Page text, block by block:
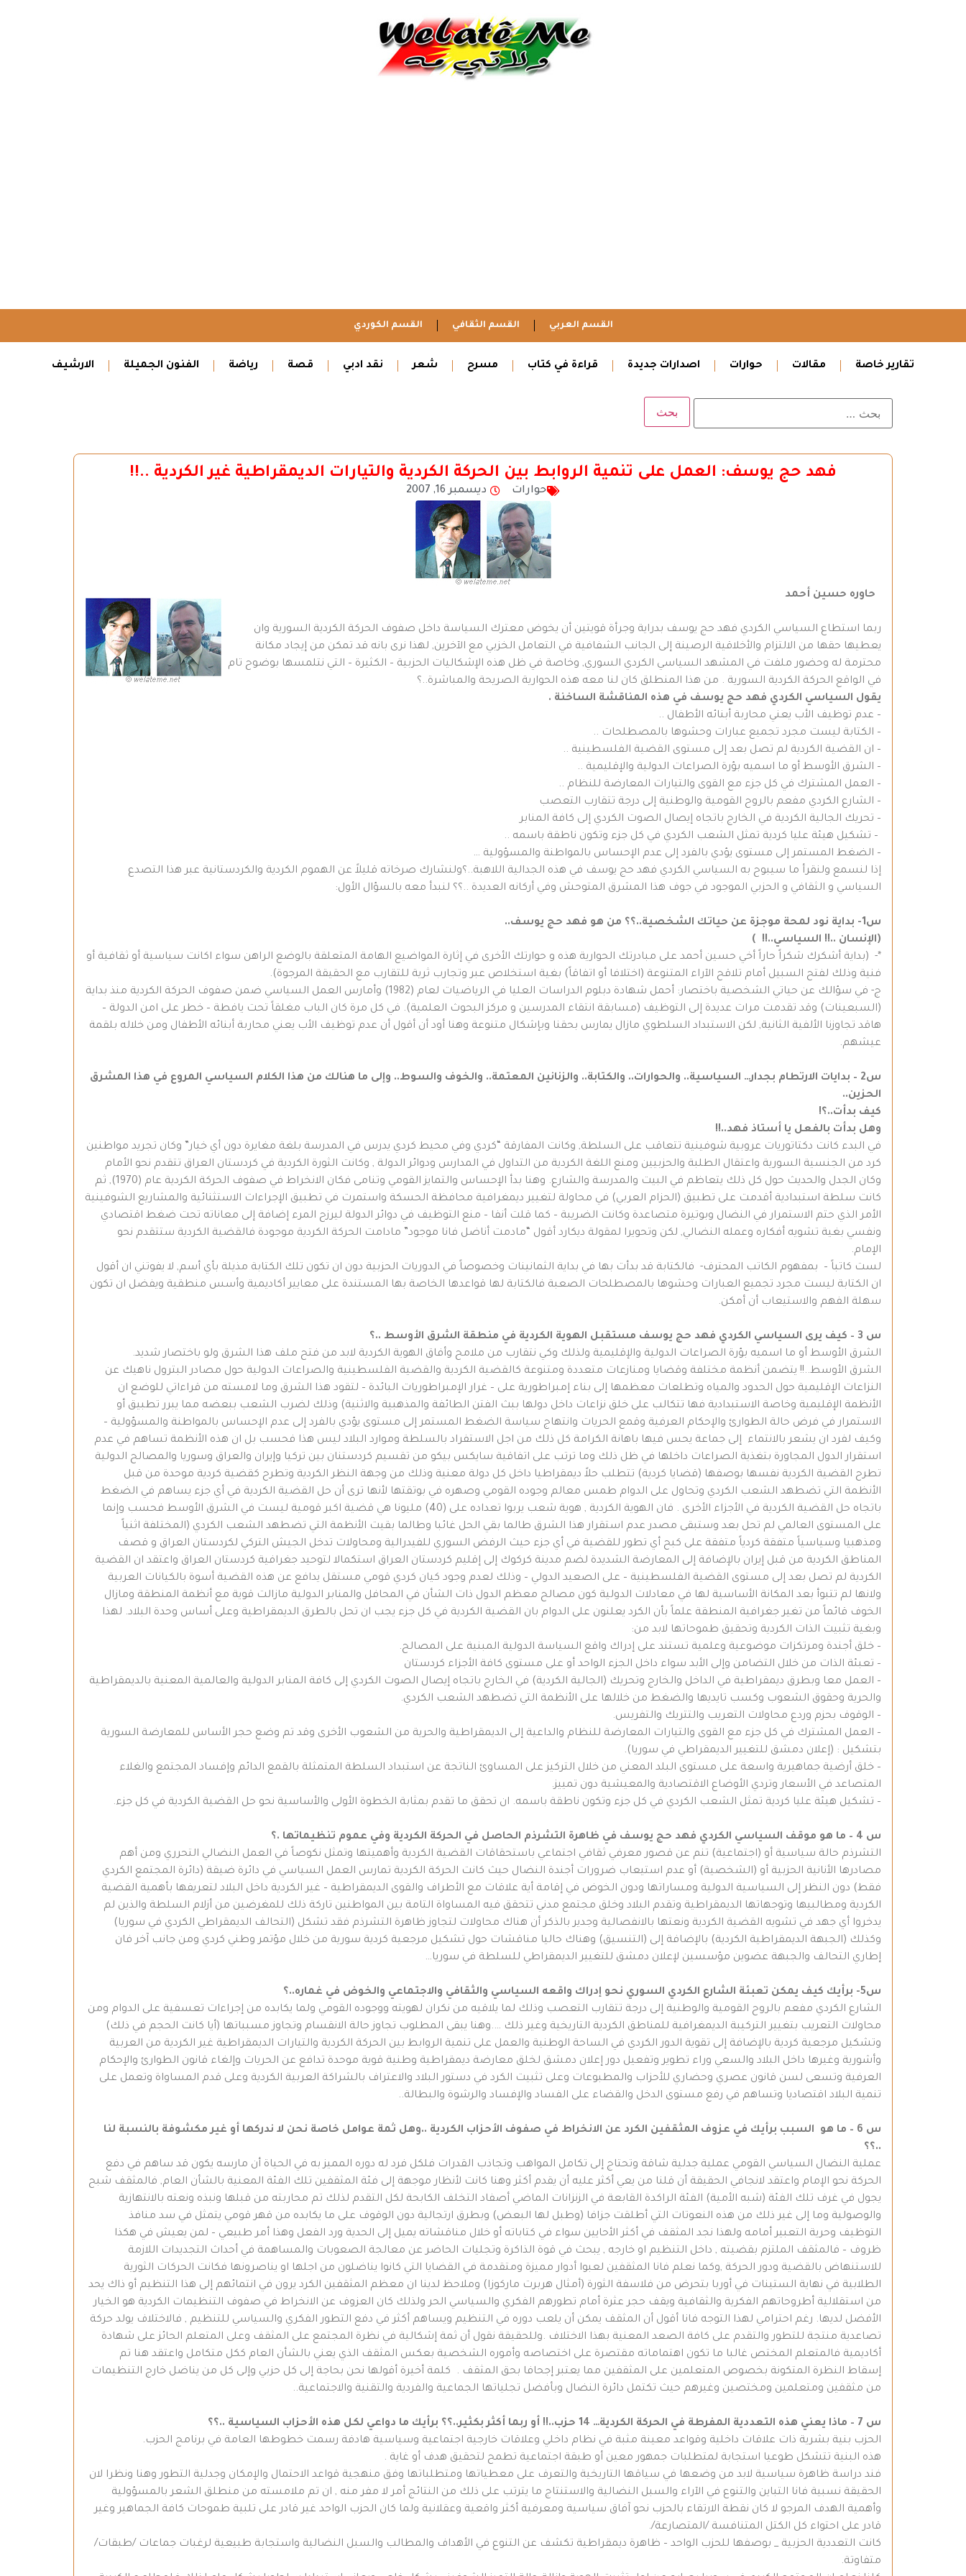
القسم العربي القسم الثقافي القسم الكوردي
تقارير خاصة مقالات حوارات اصدارات جديدة قراءة في كتاب مسرح شعر نقد ادبي قصة رياضة الفنون الجميلة الارشيف
فهد حج يوسف: العمل على تنمية الروابط بين الحركة الكردية والتيارات الديمقراطية غير الكردية ..!!
حوارات ديسمبر 16, 2007
حاوره حسين أحمد
ربما استطاع السياسي الكردي فهد حج يوسف بدراية وجرأة قويتين أن يخوض معترك السياسة داخل صفوف الحركة الكردية السورية وان
يعطيها حقها من الالتزام والأخلاقية الرصينة إلى الجانب الشفافية في التعامل الخزبي مع الآخرين, لهذا نرى بانه قد تمكن من إيجاد مكانة
محترمة له وحضور ملفت في المشهد السياسي الكردي السوري, وخاصة في ظل هذه الإشكاليات الحزبية – الكثيرة – التي نتلمسها بوضوح تام
في الواقع الحركة الكردية السورية . من هذا المنطلق كان لنا معه هذه الحوارية الصريحة والمباشرة..؟
يقول السياسي الكردي فهد حج يوسف في هذه المناقشة الساخنة .
– عدم توظيف الأب يعني محاربة أبنائه الأطفال ..
– الكتابة ليست مجرد تجميع عبارات وحشوها بالمصطلحات ..
– ان القضية الكردية لم تصل بعد إلى مستوى القضية الفلسطينية ..
– الشرق الأوسط أو ما اسميه بؤرة الصراعات الدولية والإقليمية ..
– العمل المشترك في كل جزء مع القوى والتيارات المعارضة للنظام ..
– الشارع الكردي مفعم بالروح القومية والوطنية إلى درجة تتقارب التعصب
– تحريك الجالية الكردية في الخارج باتجاه إيصال الصوت الكردي إلى كافة المنابر
– تشكيل هيئة عليا كردية تمثل الشعب الكردي في كل جزء وتكون ناطقة باسمه ..
– الضغط المستمر إلى مستوى يؤدي بالفرد إلى عدم الإحساس بالمواطنة والمسؤولية …
إذا لنسمع ولنقرأ ما سيبوح به السياسي الكردي فهد حج يوسف في هذه الجدالية اللاهبة..؟ولنشارك صرخاته قليلاً عن الهموم الكردية والكردستانية عبر هذا التصدع
السياسي و الثقافي و الحزبي الموجود في جوف هذا المشرق المتوحش وفي أركانه العديدة ..؟؟ لنبدأ معه بالسؤال الأول:
س1- بداية نود لمحة موجزة عن حياتك الشخصية..؟؟ من هو فهد حج يوسف..
(الإنسان ..!! السياسي..!! )
*- (بداية أشكرك شكراً حاراً أخي حسين أحمد على مبادرتك الحوارية هذه و حوارتك الأخرى في إثارة المواضيع الهامة المتعلقة بالوضع الراهن سواء اكانت سياسية أو ثقافية أو
فنية وذلك لفتح السبيل أمام تلاقح الآراء المتنوعة (اختلافا أو اتفاقاً) بغية استخلاص عبر وتجارب ثرية للتقارب مع الحقيقة المرجوة).
ج- في سؤالك عن حياتي الشخصية باختصار: أحمل شهادة دبلوم الدراسات العليا في الرياضيات لعام (1982) وأمارس العمل السياسي ضمن صفوف الحركة الكردية منذ بداية
(السبعينات) وقد تقدمت مرات عديدة إلى التوظيف (مسابقة انتقاء المدرسين و مركز البحوث العلمية). في كل مرة كان الباب مغلقاً تحت يافطة – خطر على امن الدولة –
هاقد تجاوزنا الألفية الثانية, لكن الاستبداد السلطوي مازال يمارس بحقنا وبإشكال متنوعة وهنا أود أن أقول أن عدم توظيف الأب يعني محاربة أبنائه الأطفال ومن خلاله بلقمة
عيشهم.
س2 – بدايات الارتطام بجدار… السياسية.. والحوارات.. والكتابة.. والزنانين المعتمة.. والخوف والسوط.. وإلى ما هنالك من هذا الكلام السياسي المروع في هذا المشرق
الحزين..
كيف بدأت..؟!
وهل بدأت بالفعل يا أستاذ فهد..!!
في البدء كانت دكتاتوريات عروبية شوفينية تتعاقب على السلطة, وكانت المفارقة “كردي وفي محيط كردي يدرس في المدرسة بلغة مغايرة دون أي خيار” وكان تجريد مواطنين
كرد من الجنسية السورية واعتقال الطلبة والحزبيين ومنع اللغة الكردية من التداول في المدارس ودوائر الدولة , وكانت الثورة الكردية في كردستان العراق تتقدم نحو الأمام
وكان الجدل والحديث حول كل ذلك يتعاظم في البيت والمدرسة والشارع. وهنا بدأ الإحساس والتمايز القومي وتنامى فكان الانخراط في صفوف الحركة الكردية عام (1970), ثم
كانت سلطة استبدادية أقدمت على تطبيق (الحزام العربي) في محاولة لتغيير ديمغرافية محافظة الحسكة واستمرت في تطبيق الإجراءات الاستثنائية والمشاريع الشوفينية
الأمر الذي حتم الاستمرار في النضال وبوتيرة متصاعدة وكانت الضريبة – كما قلت أنفا – منع التوظيف في دوائر الدولة ليرزح المرء إضافة إلى معاناته تحت ضغط اقتصادي
ونفسي بغية تشويه أفكاره وعمله النضالي, لكن وتحويرا لمقولة ديكارد أقول “مادمت أناضل فانا موجود” مادامت الحركة الكردية موجودة فالقضية الكردية ستتقدم نحو
الإمام.
لست كاتباً – بمفهوم الكاتب المحترف- فالكتابة قد بدأت بها في بداية الثمانينات وخصوصاً في الدوريات الحزبية دون ان تكون تلك الكتابة مذيلة بأي أسم, لا يفوتني ان أقول
ان الكتابة ليست مجرد تجميع العبارات وحشوها بالمصطلحات الصعبة فالكتابة لها قواعدها الخاصة بها المستندة على معايير أكاديمية وأسس منطقية ويفضل ان تكون
سهلة الفهم والاستيعاب أن أمكن.
س 3 – كيف يرى السياسي الكردي فهد حج يوسف مستقبل الهوية الكردية في منطقة الشرق الأوسط ..؟
الشرق الأوسط أو ما اسميه بؤرة الصراعات الدولية والإقليمية ولذلك وكي نتقارب من ملامح وأفاق الهوية الكردية لابد من فتح ملف هذا الشرق ولو باختصار شديد.
الشرق الأوسط..!! يتضمن أنظمة مختلفة وقضايا ومنازعات متعددة ومتنوعة كالقضية الكردية والقضية الفلسطينية والصراعات الدولية حول مصادر البترول ناهيك عن
النزاعات الإقليمية حول الحدود والمياه وتطلعات معظمها إلى بناء إمبراطورية على – غرار الإمبراطوريات البائدة – لتقود هذا الشرق وما لامسته من قراءاتي للوضع ان
الأنظمة الإقليمية وخاصة الاستبدادية فها تتكالب على خلق نزاعات داخل دولها ببث الفتن الطائفة والمذهبية والاثنية) وذلك لضرب الشعب ببعضه مما يبرر تطبيق أو
الاستمرار في فرض حالة الطوارئ والإحكام العرفية وقمع الحريات وانتهاج سياسة الضغط المستمر إلى مستوى يؤدي بالفرد إلى عدم الإحساس بالمواطنة والمسؤولية –
وكيف لفرد ان يشعر بالانتماء إلى جماعة يحس فيها باهانة الكرامة كل ذلك من اجل الاستفراد بالسلطة وموارد البلاد ليس هذا فحسب بل ان هذه الأنظمة تساهم في عدم
استقرار الدول المجاورة بتغذية الصراعات داخلها في ظل ذلك وما ترتب على اتفاقية سايكس بيكو من تقسيم كردستنان بين تركيا وإيران والعراق وسوريا والمصالح الدولية
تطرح القضية الكردية نفسها بوصفها (قضايا كردية) تتطلب حلاً ديمقراطيا داخل كل دولة معنية وذلك من وجهة النظر الكردية وتطرح كقضية كردية موحدة من قبل
الأنظمة التي تضطهد الشعب الكردي وتحاول على الدوام طمس معالم وجوده القومي وصهره في بوتقتها لأنها ترى أن حل القضية الكردية في أي جزء يساهم في الضغط
باتجاه حل القضية الكردية في الأجزاء الأخرى . فان الهوية الكردية , هوية شعب يربوا تعداده على (40) مليونا هي قضية اكبر قومية ليست في الشرق الأوسط فحسب وإنما
على المستوى العالمي لم تحل بعد وستبقى مصدر عدم استقرار هذا الشرق طالما بقي الحل غائبا وطالما بقيت الأنظمة التي تضطهد الشعب الكردي (المختلفة اثنياً
ومذهبيا وسياسياً متفقة كردياً متفقة على كبح أي تطور للقضية في أي جزء حيث الرفض السوري للفيدرالية ومحاولات تدخل الجيش التركي لكردستان العراق و قصف
المناطق الكردية من قبل إيران بالإضافة إلى المعارضة الشديدة لضم مدينة كركوك إلى إقليم كردستان العراق استكمالا لتوحيد جغرافية كردستان العراق واعتقد ان القضية
الكردية لم تصل بعد إلى مستوى القضية الفلسطينية – على الصعيد الدولي – وذلك لعدم وجود كيان كردي قومي مستقل يدافع عن هذه القضية أسوة بالكيانات العربية
ولانها لم تتبوأ بعد المكانة الأساسية لها في معادلات الدولية كون مصالح معظم الدول ذات الشأن في المحافل والمنابر الدولية مازالت قوية مع أنظمة المنطقة ومازال
الخوف قائماً من تغير جغرافية المنطقة علماً بأن الكرد يعلنون على الدوام بان القضية الكردية في كل جزء يجب ان تحل بالطرق الديمقراطية وعلى أساس وحدة البلاد. لهذا
وبغية تثبيت الذات الكردية وتحقيق طموحاتها لابد من:
– خلق أجندة ومرتكزات موضوعية وعلمية تستند على إدراك واقع السياسة الدولية المبنية على المصالح.
– تعبئة الذات من خلال التضامن وإلى الأبد سواء داخل الجزء الواحد أو على مستوى كافة الأجزاء كردستان
– العمل معا وبطرق ديمقراطية في الداخل والخارج وتحريك (الجالية الكردية) في الخارج باتجاه إيصال الصوت الكردي إلى كافة المنابر الدولية والعالمية المعنية بالديمقراطية
والحرية وحقوق الشعوب وكسب تايديها والضغط من خلالها على الأنظمة التي تضطهد الشعب الكردي.
– الوقوف بحزم وردع محاولات التعريب والتتريك والتفريس.
– العمل المشترك في كل جزء مع القوى والتيارات المعارضة للنظام والداعية إلى الديمقراطية والحرية من الشعوب الأخرى وقد تم وضع حجر الأساس للمعارضة السورية
بتشكيل : (إعلان دمشق للتغيير الديمقراطي في سوريا).
– خلق أرضية جماهيرية واسعة على مستوى البلد المعني من خلال التركيز على المساوئ الناتجة عن استبداد السلطة المتمثلة بالقمع الدائم وإفساد المجتمع والغلاء
المتصاعد في الأسعار وتردي الأوضاع الاقتصادية والمعيشية دون تمييز.
– تشكيل هيئة عليا كردية تمثل الشعب الكردي في كل جزء وتكون ناطقة باسمه. ان تحقق ما تقدم بمثابة الخطوة الأولى والأساسية نحو حل القضية الكردية في كل جزء.
س 4 – ما هو موقف السياسي الكردي فهد حج يوسف في ظاهرة التشرذم الحاصل في الحركة الكردية وفي عموم تنظيماتها .؟
التشرذم حالة سياسية أو (اجتماعية) تنم عن قصور معرفي ثقافي اجتماعي باستحقاقات القضية الكردية وأهميتها وتمثل نكوصاً في العمل النضالي التحرري ومن أهم
مصادرها الأنانية الحزبية أو (الشخصية) أو عدم استيعاب ضرورات أجندة النضال حيث كانت الحركة الكردية تمارس العمل السياسي في دائرة ضيقة (دائرة المجتمع الكردي
فقط) دون النظر إلى السياسية الدولية ومساراتها ودون الخوض في إقامة أية علاقات مع الأطراف والقوى الديمقراطية – غير الكردية داخل البلاد لتعريفها بأهمية القضية
الكردية ومطالبيها وتوجهاتها الديمقراطية وتقدم البلاد وخلق مجتمع مدني تتحقق فيه المساواة التامة بين المواطنين تاركة ذلك للمغرضين من أزلام السلطة والذين لم
يدخروا أي جهد في تشويه القضية الكردية ونعتها بالانفصالية وجدير بالذكر أن هناك محاولات لتجاوز ظاهرة التشرذم فقد تشكل (التحالف الديمقراطي الكردي في سوريا)
وكذلك (الجبهة الديمقراطية الكردية) بالإضافة إلى (التنسيق) وهناك حاليا مناقشات حول تشكيل مرجعية كردية سورية من خلال مؤتمر وطني كردي ومن جانب آخر فان
إطاري التحالف والجبهة عضوين مؤسسين لإعلان دمشق للتغيير الديمقراطي للسلطة في سوريا…
س5- برأيك كيف يمكن تعبئة الشارع الكردي السوري نحو إدراك واقعه السياسي والثقافي والاجتماعي والخوض في غماره..؟
الشارع الكردي مفعم بالروح القومية والوطنية إلى درجة تتقارب التعصب وذلك لما يلاقيه من نكران لهويته ووجوده القومي ولما يكابده من إجراءات تعسفية على الدوام ومن
محاولات التعريب بتغيير التركيبة الديمغرافية للمناطق الكردية التاريخية وغير ذلك ….وهنا يبقى المطلوب تجاوز حالة الانقسام وتجاوز مسبباتها (أيا كانت الحجم في ذلك)
وتشكيل مرجعية كردية بالإضافة إلى تقوية الدور الكردي في الساحة الوطنية والعمل على تنمية الروابط بين الحركة الكردية والتيارات الديمقراطية غير الكردية من العربية
وأشورية وغيرها داخل البلاد والسعي وراء تطوير وتفعيل دور إعلان دمشق لخلق معارضة ديمقراطية وطنية قوية موحدة تدافع عن الحريات وإلغاء قانون الطوارئ والإحكام
العرفية وتسعى لسن قانون عصري وحضاري للأحزاب والمطبوعات وعلى تثبيت الكرد في دستور البلاد والاعتراف بالشراكة العربية الكردية وعلى قدم المساواة وتعمل على
تنمية البلاد اقتصاديا وتساهم في رفع مستوى الدخل والقضاء على الفساد والإفساد والرشوة والبطالة..
س 6 – ما هو السبب برأيك في عزوف المثقفين الكرد عن الانخراط في صفوف الأحزاب الكردية ..وهل ثمة عوامل خاصة نحن لا ندركها أو غير مكشوفة بالنسبة لنا
..؟؟
عملية النضال السياسي القومي عملية جدلية شاقة وتحتاج إلى تكامل المواهب وتجاذب القدرات فلكل فرد له دوره المميز به في الحياة أن مارسه يكون قد ساهم في دفع
الحركة نحو الإمام واعتقد لانجافي الحقيقة أن قلنا من يعي أكثر عليه أن يقدم أكثر وهنا كانت لأنظار موجهة إلى فئة المثقفين تلك الفئة المعنية بالشأن العام, فالمثقف شبح
يجول في غرف تلك الفئة (شبه الأمية) الفئة الراكدة القابعة في الزنزانات الماضي أصفاد التخلف الكابحة لكل التقدم لذلك تم محاربته من قبلها ونبذه ونعته بالانتهازية
والوصولية وما إلى غير ذلك من هذه النعوتات التي أطلقت جزافا (وطبل لها البعض) وبطرق ارتجالية دون الوقوف على ما يكابده من قهر قومي يتمثل في سد منافذ
التوظيف وحرية التعبير أمامه ولهذا نجد المثقف في أكثر الأحايين سواء في كتاباته أو خلال مناقشاته يميل إلى الحدية ورد الفعل وهذا أمر طبيعي – لمن يعيش في هكذا
ظروف – فالمثقف الملتزم بقضيته , داخل التنظيم او خارجه , يبحث في قوة الذاكرة وتجليات الحاضر عن معالجة الصعوبات والمساهمة في أحداث التجديدات اللازمة
للاستنهاض بالقضية ودور الحركة ,وكما نعلم فانا المثقفين لعبوا أدوار مميزة ومتقدمة في القضايا التي كانوا يناضلون من اجلها او يناصرونها فكانت الحركات الثورية
الطلابية في نهاية الستينات في أوربا بتحرض من فلاسفة الثورة (أمثال هربرت ماركوزا) وملاحظ لدينا ان معظم المثقفين الكرد يرون في انتمائهم إلى هذا التنظيم أو ذاك يحد
من استقلالية أطروحاتهم الفكرية والثقافية ويقف حجر عثرة أمام تطورهم الفكري والسياسي الحر ولذلك كان العزوف عن الانخراط في صفوف التنظيمات الكردية هو الخيار
الأفضل لديها. رغم احترامي لهذا التوجه فانا أقول أن المثقف يمكن أن يلعب دوره في التنظيم ويساهم أكثر في دفع التطور الفكري والسياسي للتنظيم , فالاختلاف يولد حركة
تصاعدية منتجة للتطور والتقدم على كافة الصعد المعنية بهذا الاختلاف .وللحقيقة نقول أن ثمة إشكالية في نظرة المجتمع على المثقف وعلى المتعلم الحائز على شهادة
أكاديمية فالمتعلم المختص غالبا ما تكون اهتماماته مقتصرة على اختصاصه وأموره الشخصية بعكس المثقف الذي يعني بالشأن العام ككل متكامل واعتقد هنا تم
إسقاط النظرة المتكونة بخصوص المتعلمين على المثقفين مما يعتبر إجحافا بحق المثقف . كلمة أخيرة أقولها نحن بحاجة إلى كل حزبي وإلى كل من يناضل خارج التنظيمات
من مثقفين ومتعلمين ومختصين وغيرهم حيث تكتمل دائرة النضال وبأفضل تجلياتها الجماعية والفردية والتقنية والاجتماعية..
س 7 – ماذا يعني هذه التعددية المفرطة في الحركة الكردية… 14 حزب..!! أو ربما أكثر بكثير..؟؟ برأيك ما دواعي لكل هذه الأحزاب السياسية ..؟؟
الحزب بنية بشرية ذات علاقات داخلية وقواعد معينة مثبة في نظام داخلي وعلاقات خارجية اجتماعية وسياسية هادفة رسمت خطوطها العامة في برنامج الحزب.
هذه البنية تتشكل طوعيا استجابة لمتطلبات جمهور معين أو طبقة اجتماعية تطمح لتحقيق هدف أو غاية .
فند دراسة ظاهرة سياسية لابد من وضعها في سياقها التاريخية والتعرف على معطياتها ومتطلباتها وفق منهجية قواعد الاحتمال والإمكان وجدلية التطور وهنا ونظرا لان
الحقيقة نسبية فانا التباين والتنوع في الآراء والسبل النضالية والاستنتاج ما يترتب على ذلك من النتائج أمر لا مفر منه , ان تم ملامسته من منطلق الشعر بالمسؤولية
وأهمية الهدف المرجو لا كان نقطة الارتقاء بالحزب نحو آفاق سياسية ومعرفية أكثر واقعية وعقلانية ولما كان الحزب الواحد غير قادر على تلبية طموحات كافة الجماهير وغير
قادر على احتواء كل الكتل المتنافسة /المتصارعة/.
كانت التعددية الحزبية _ بوصفها للحزب الواحد – ظاهرة ديمقراطية تكشف عن التنوع في الأهداف والمطالب والسبل النضالية واستجابة طبيعية لرغبات جماعات /طبقات/
متفاوتة.